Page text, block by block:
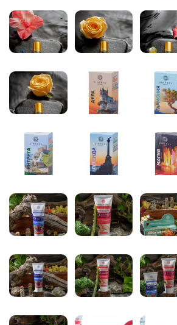
Комфорт и свежесть
6) SОS-эффект после загара
Бальзам для тела
Увлажнение и восстановление
Наш ассортимент Крымский
ЛАВАНДА (соевый воск+ЭМ
МУСКАТЕЛЬ (соевый
РОЗА (соевый воск+ЭМ Розы)
Лаванда + Мускатель)
Набор ПРАЗДНИЧНЫЙ (Розовое
Шоколад&Кокос + Роза)